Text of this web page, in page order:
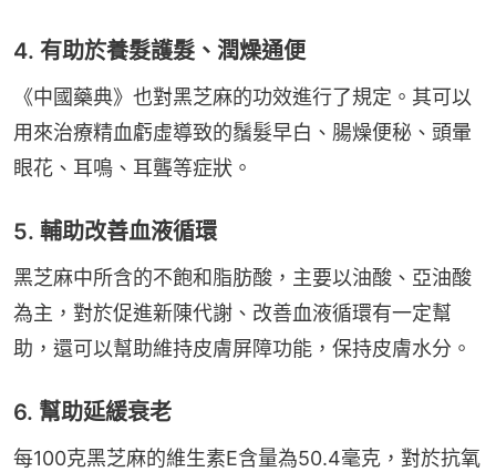
4. 有助於養髮護髮、潤燥通便
《中國藥典》也對黑芝麻的功效進行了規定。其可以
用來治療精血虧虛導致的鬚髮早白、腸燥便秘、頭暈
眼花、耳鳴、耳聾等症狀。
5. 輔助改善血液循環
黑芝麻中所含的不飽和脂肪酸，主要以油酸、亞油酸
為主，對於促進新陳代謝、改善血液循環有一定幫
助，還可以幫助維持皮膚屏障功能，保持皮膚水分。
6. 幫助延緩衰老
每100克黑芝麻的維生素E含量為50.4毫克，對於抗氧